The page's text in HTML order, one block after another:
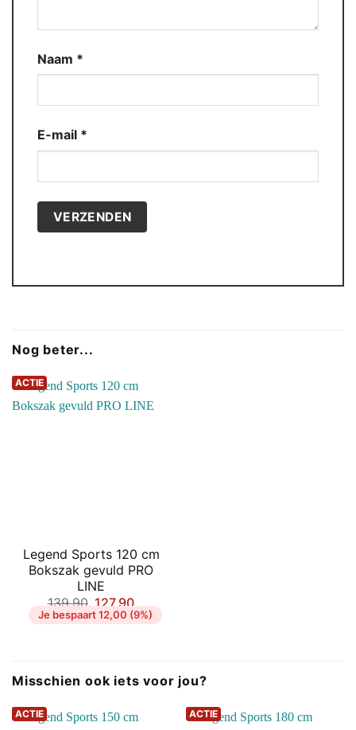
Naam *
E-mail *
Nog beter...
ACTIE
Legend Sports 120 cm
Bokszak gevuld PRO
LINE
139,90 Oorspronkelijke
prijs
was:
127,90Huidige
prijs
is:
Je bespaart 12,00 (9%)
Misschien ook iets voor jou?
ACTIE ACTIE